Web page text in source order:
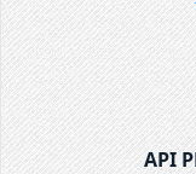
API